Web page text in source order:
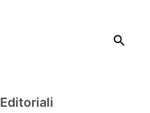
Cerca
Editoriali